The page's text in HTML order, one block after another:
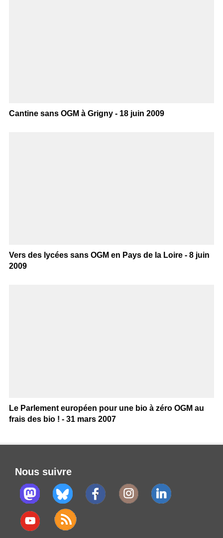
Cantine sans OGM à Grigny - 18 juin 2009
Vers des lycées sans OGM en Pays de la Loire - 8 juin
2009
Le Parlement européen pour une bio à zéro OGM au
frais des bio ! - 31 mars 2007
Nous suivre